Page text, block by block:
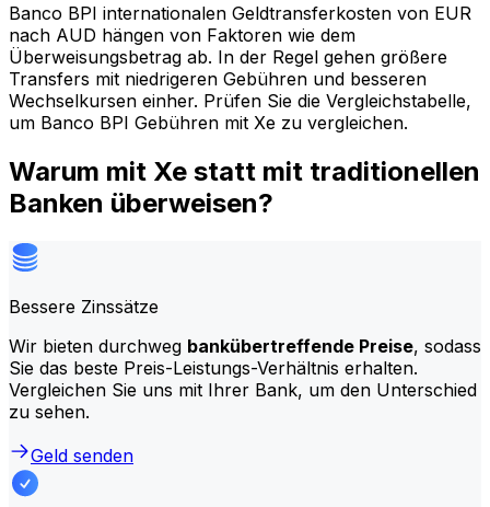
Banco BPI internationalen Geldtransferkosten von EUR
nach AUD hängen von Faktoren wie dem
Überweisungsbetrag ab. In der Regel gehen größere
Transfers mit niedrigeren Gebühren und besseren
Wechselkursen einher. Prüfen Sie die Vergleichstabelle,
um Banco BPI Gebühren mit Xe zu vergleichen.
Warum mit Xe statt mit traditionellen
Banken überweisen?
Bessere Zinssätze
Wir bieten durchweg bankübertreffende Preise, sodass
Sie das beste Preis-Leistungs-Verhältnis erhalten.
Vergleichen Sie uns mit Ihrer Bank, um den Unterschied
zu sehen.
Geld senden